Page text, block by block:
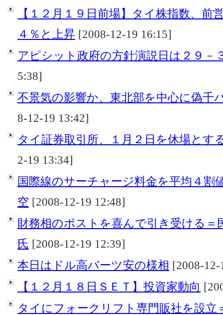
【１２月１９日前場】タイ株指数、前
４％と上昇 [2008-12-19 16:15]
アピシット政府の方針演説日は２９－
5:38]
不景気の影響か、東北部を中心に偽千
8-12-19 13:42]
タイ証券取引所、１月２日を休場とす
2-19 13:34]
国際線のサーチャージ料金を平均４割
空 [2008-12-19 12:48]
財務相のポストを喜んで引き受ける＝
氏 [2008-12-19 12:39]
本日はドル高バーツ安の様相 [2008-
【１２月１８日ＳＥＴ】投資家動向
タイにフォークリフト専門販社を設立